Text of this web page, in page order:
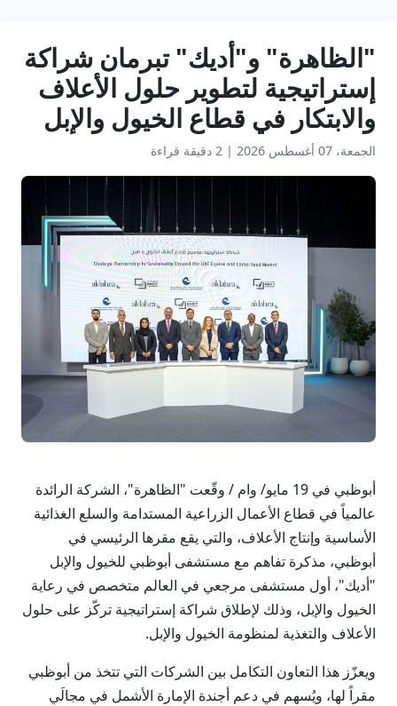
"الظاهرة" و"أديك" تبرمان شراكة
إستراتيجية لتطوير حلول الأعلاف
والابتكار في قطاع الخيول والإبل
الجمعة، 07 أغسطس 2026 | 2 دقيقة قراءة
أبوظبي في 19 مايو/ وام / وقّعت "الظاهرة"، الشركة الرائدة
عالمياً في قطاع الأعمال الزراعية المستدامة والسلع الغذائية
الأساسية وإنتاج الأعلاف، والتي يقع مقرها الرئيسي في
أبوظبي، مذكرة تفاهم مع مستشفى أبوظبي للخيول والإبل
"أديك"، أول مستشفى مرجعي في العالم متخصص في رعاية
الخيول والإبل، وذلك لإطلاق شراكة إستراتيجية تركّز على حلول
الأعلاف والتغذية لمنظومة الخيول والإبل.
ويعزّز هذا التعاون التكامل بين الشركات التي تتخذ من أبوظبي
مقراً لها، ويُسهم في دعم أجندة الإمارة الأشمل في مجالَي